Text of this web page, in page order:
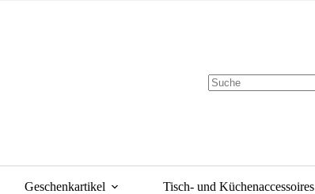
Geschenkartikel Tisch- und Küchenaccessoires